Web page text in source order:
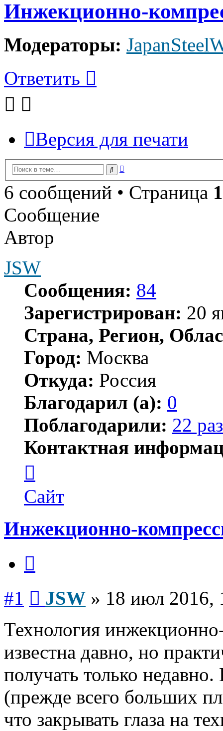
Инжекционно-
Модераторы:
Ответить
Версия для печати
Поиск
6 сообщений • Страница 1
Сообщение
Автор
JSW
Сообщения: 84
Зарегистрирован: 20
Страна, Регион,
Город: Москва
Откуда: Россия
Благодарил (а): 0
Поблагодарили: 22
Контактная
пользователя
JSW
Сайт
Инжекционно-
#1 JSW » 18 июл 2016,
Технология
известна давно, но
получать только
(прежде всего больших
что закрывать глаза на